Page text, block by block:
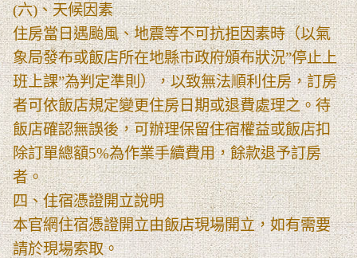
(六)、天候因素
住房當日遇颱風、地震等不可抗拒因素時（以氣
象局發布或飯店所在地縣市政府頒布狀況”停止上
班上課”為判定準則），以致無法順利住房，訂房
者可依飯店規定變更住房日期或退費處理之。待
飯店確認無誤後，可辦理保留住宿權益或飯店扣
除訂單總額5%為作業手續費用，餘款退予訂房
者。
四、住宿憑證開立說明
本官網住宿憑證開立由飯店現場開立，如有需要
請於現場索取。